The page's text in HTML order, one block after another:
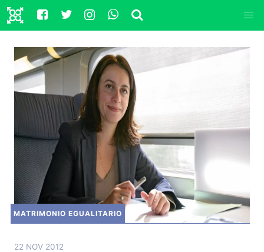
MATRIMONIO EGUALITARIO
22 NOV 2012